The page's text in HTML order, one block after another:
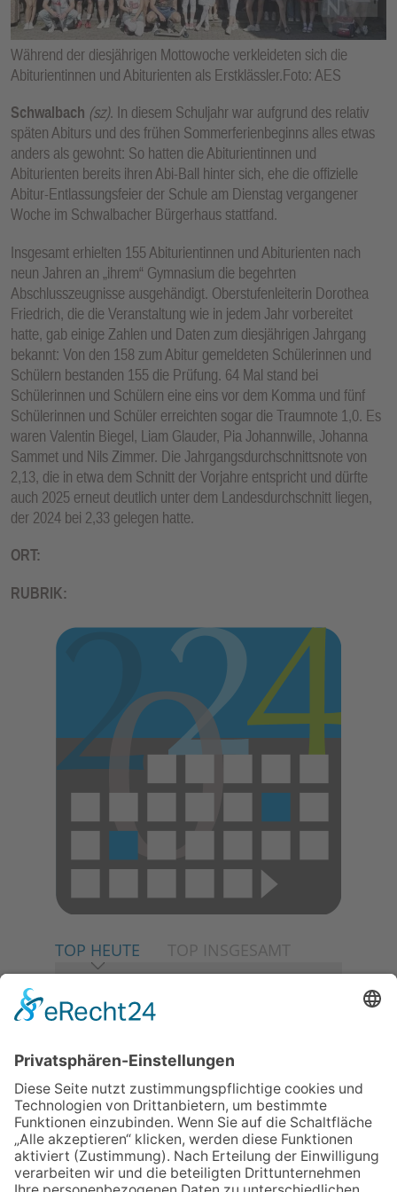
Während der diesjährigen Mottowoche verkleideten sich die
Abiturientinnen und Abiturienten als Erstklässler.Foto: AES
Schwalbach (sz). In diesem Schuljahr war aufgrund des relativ
späten Abiturs und des frühen Sommerferienbeginns alles etwas
anders als gewohnt: So hatten die Abiturientinnen und
Abiturienten bereits ihren Abi-Ball hinter sich, ehe die offizielle
Abitur-Entlassungsfeier der Schule am Dienstag vergangener
Woche im Schwalbacher Bürgerhaus stattfand.
Insgesamt erhielten 155 Abiturientinnen und Abiturienten nach
neun Jahren an „ihrem“ Gymnasium die begehrten
Abschlusszeugnisse ausgehändigt. Oberstufenleiterin Dorothea
Friedrich, die die Veranstaltung wie in jedem Jahr vorbereitet
hatte, gab einige Zahlen und Daten zum diesjährigen Jahrgang
bekannt: Von den 158 zum Abitur gemeldeten Schülerinnen und
Schülern bestanden 155 die Prüfung. 64 Mal stand bei
Schülerinnen und Schülern eine eins vor dem Komma und fünf
Schülerinnen und Schüler erreichten sogar die Traumnote 1,0. Es
waren Valentin Biegel, Liam Glauder, Pia Johannwille, Johanna
Sammet und Nils Zimmer. Die Jahrgangsdurchschnittsnote von
2,13, die in etwa dem Schnitt der Vorjahre entspricht und dürfte
auch 2025 erneut deutlich unter dem Landesdurchschnitt liegen,
der 2024 bei 2,33 gelegen hatte.
ORT:
RUBRIK:
TOP HEUTE TOP INSGESAMT
30.07.2026
Ganz Niederhöchstadt wird zur
Festmeile
06.08.2026
Baustellenführung führt auch in
die Zukunft der Stadt
Königstein
06.08.2026
Klinikforum zum Thema
E
N